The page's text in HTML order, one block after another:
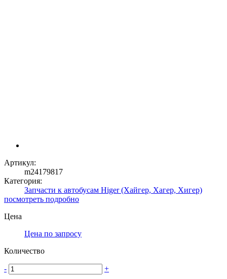
Артикул:
m24179817
Категория:
Запчасти к автобусам Higer (Хайгер, Хагер, Хигер)
посмотреть подробно
Цена
Цена по запросу
Количество
- +